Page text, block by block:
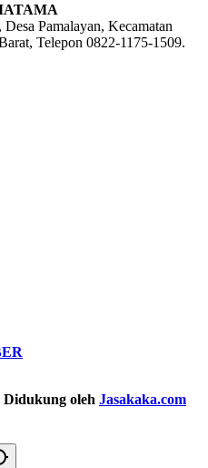
Pamalayan, Kecamatan
Telepon 0822-1175-1509.
Didukung oleh Jasakaka.com